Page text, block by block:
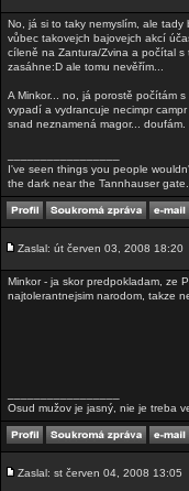
No, já si to taky nemyslím, ale
vůbec takovejch bajovejch akcí
cíleně na Zantura/Zvina a počítal
zasáhne:D ale tomu nevěřím...
A Minkor... no, já porostě počítám
vypadí a vydrancuje necimpr
snad neznamená magor... doufám.
I've seen things you people
the dark near the Tannhauser
Zaslal: út červen 03, 2008 18:20
Minkor - ja skor predpokladam, ze
najtolerantnejsim narodom, takze
Osud mužov je jasný, nie je treba
Zaslal: st červen 04, 2008 13:05